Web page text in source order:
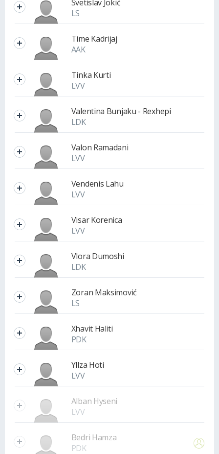
Svetislav Jokić
LS
Time Kadrijaj
AAK
Tinka Kurti
LVV
Valentina Bunjaku - Rexhepi
LDK
Valon Ramadani
LVV
Vendenis Lahu
LVV
Visar Korenica
LVV
Vlora Dumoshi
LDK
Zoran Maksimović
LS
Xhavit Haliti
PDK
Yllza Hoti
LVV
Alban Hyseni
LVV
Bedri Hamza
PDK